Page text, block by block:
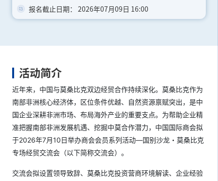
报名截止日期： 2026年07月09日 16:00
活动简介
近年来，中国与莫桑比克双边经贸合作持续深化。莫桑比克作为
南部非洲核心经济体，区位条件优越、自然资源禀赋突出，是中
国企业深耕非洲市场、布局海外产业的重要支点。为帮助企业精
准把握南部非洲发展机遇、挖掘中莫合作潜力，中国国际商会拟
于2026年7月10日举办商会会员系列活动—国别沙龙・莫桑比克
专场经贸交流会（以下简称交流会）。
交流会拟设置领导致辞、莫桑比克投资营商环境解读、企业经验